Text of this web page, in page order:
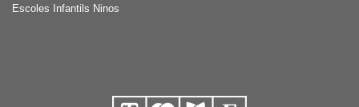
Escoles Infantils Ninos